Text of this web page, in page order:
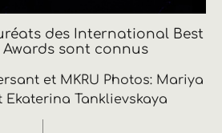
des International Best
Awards sont connus
et MKRU Photos: Mariya
Ekaterina Tanklievskaya